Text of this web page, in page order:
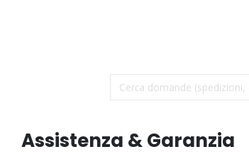
Assistenza & Garanzia